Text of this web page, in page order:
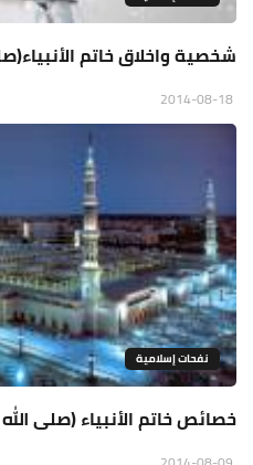
شخصية واخلاق خاتم
نفحات إسلامية
خصائص خاتم الأنبياء (صلى